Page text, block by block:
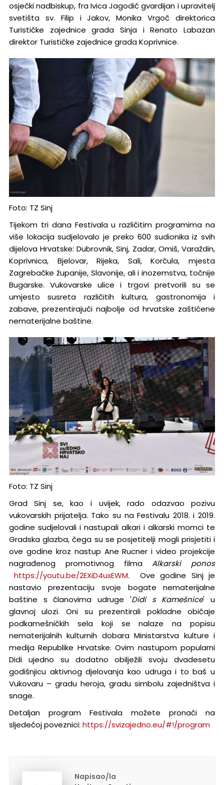
osječki nadbiskup, fra Ivica Jagodić gvardijan i upravitelj
svetišta sv. Filip i Jakov, Monika Vrgoč direktorica
Turističke zajednice grada Sinja i Renato Labazan
direktor Turističke zajednice grada Koprivnice.
Foto: TZ Sinj
Tijekom tri dana Festivala u različitim programima na
više lokacija sudjelovalo je preko 600 sudionika iz svih
dijelova Hrvatske: Dubrovnik, Sinj, Zadar, Omiš, Varaždin,
Koprivnica, Bjelovar, Rijeka, Sali, Korčula, mjesta
Zagrebačke županije, Slavonije, ali i inozemstva, točnije
Bugarske. Vukovarske ulice i trgovi pretvorili su se
umjesto susreta različitih kultura, gastronomija i
zabave, prezentirajući najbolje od hrvatske zaštićene
nematerijalne baštine.
Foto: TZ Sinj
Grad Sinj se, kao i uvijek, rado odazvao pozivu
vukovarskih prijatelja. Tako su na Festivalu 2018. i 2019.
godine sudjelovali i nastupali alkari i alkarski momci te
Gradska glazba, čega su se posjetitelji mogli prisjetiti i
ove godine kroz nastup Ane Rucner i video projekcije
nagrađenog promotivnog filmaAlkarski ponos
https://youtu.be/2EXiD4uxEWM. Ove godine Sinj je
nastavio prezentaciju svoje bogate nematerijalne
baštine s članovima udruge 'Didi s Kamešnice' u
glavnoj ulozi. Oni su prezentirali pokladne običaje
podkamešničkih sela koji se nalaze na popisu
nematerijalnih kulturnih dobara Ministarstva kulture i
medija Republike Hrvatske. Ovim nastupom popularni
Didi ujedno su dodatno obilježili svoju dvadesetu
godišnjicu aktivnog djelovanja kao udruga i to baš u
Vukovaru – gradu heroja, gradu simbolu zajedništva i
snage.
Detaljan program Festivala možete pronaći na
sljedećoj poveznici: https://svizajedno.eu/#!/program
Napisao/la